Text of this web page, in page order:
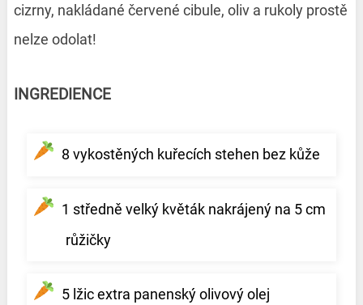
cizrny, nakládané červené cibule, oliv a rukoly prostě
nelze odolat!
INGREDIENCE
8 vykostěných kuřecích stehen bez kůže
1 středně velký květák nakrájený na 5 cm
růžičky
5 lžic extra panenský olivový olej